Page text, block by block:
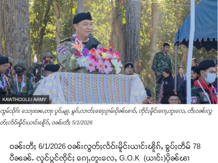
ၸွမ်သိုၵ်း သေႃးၼႄႇတႃး ပူဝ်ႇမျႃႉ မွၵ်ႇလၢတ်ႈၶေႃႈၵႂၢမ်းပိုၼ်ၽၢဝ်ႇ ၸိုင်ႈမိူင်းၵေႃႇတူးလေႇ တီႈဝၼ်းလွ
တ်ႈလႅဝ်းမိူင်းယၢင်းၽိူၵ်ႇ ဝၼ်းတီႈ 5/1/2026
ဝၼ်းတီႈ 6/1/2026 ဝၼ်းလွတ်ႈလႅဝ်းမိူင်းယၢင်းၽိူၵ်ႇ ၶွပ်ႈတဵမ် 78
ပီၼၼ်ႉ လူင်ပွင်ၸိုင်ႈ ၵေႃႇတူးလေႇ G.O.K (ယၢင်း)ပိုၼ်ၽၢ